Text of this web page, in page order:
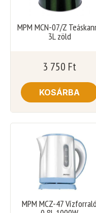
MPM MCN-07/Z
3L zöld
3 750 Ft
KOSÁRBA
MPM MCZ-47 Vízforraló